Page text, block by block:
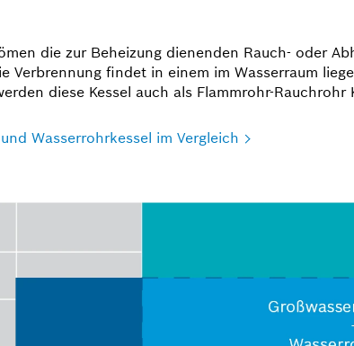
die zur Beheizung dienenden Rauch- oder
Verbrennung findet in einem im Wasserraum
diese Kessel auch als Flammrohr-Rauchrohr
Wasserrohrkessel im Vergleich